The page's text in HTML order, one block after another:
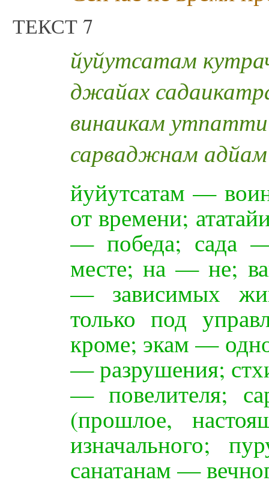
ТЕКСТ 7
йуйутсатам
джайах
винаикам
сарваджнам
йуйутсатам —
от времени;
— победа; сада
месте; на — не;
— зависимых
только под
кроме; экам —
— разрушения;
— повелителя;
(прошлое,
изначального;
санатанам —